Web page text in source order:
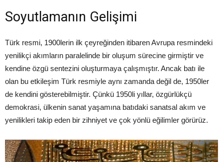
Soyutlamanın Gelişimi
Türk resmi, 1900lerin ilk çeyreğinden itibaren Avrupa resmindeki
yenilikçi akımların paralelinde bir oluşum sürecine girmiştir ve
kendine özgü sentezini oluşturmaya çalışmıştır. Ancak batı ile
olan bu etkileşim Türk resmiyle aynı zamanda değil de, 1950ler
de kendini gösterebilmiştir. Çünkü 1950li yıllar, özgürlükçü
demokrasi, ülkenin sanat yaşamına batıdaki sanatsal akım ve
yenilikleri takip eden bir zihniyet ve çok yönlü eğilimler görürüz.